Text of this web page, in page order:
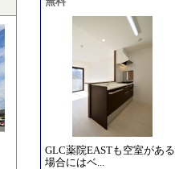
GLC薬院EASTも空室がある
場合にはベ...